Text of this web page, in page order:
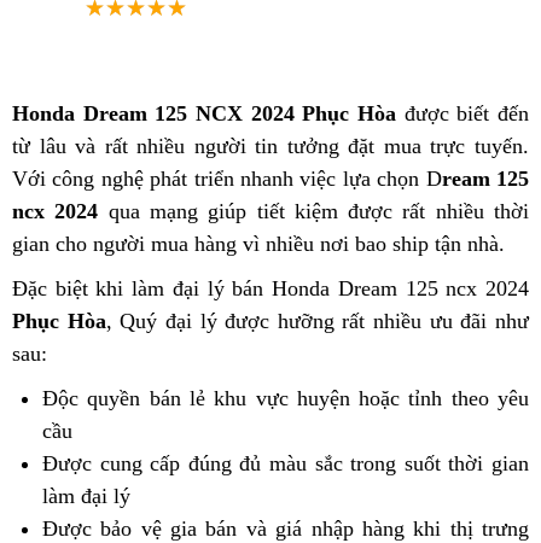
Honda Dream 125 NCX 2024 Phục Hòa được biết đến
từ lâu và rất nhiều người tin tưởng đặt mua trực tuyến.
Với công nghệ phát triển nhanh việc lựa chọn Dream 125
ncx 2024 qua mạng giúp tiết kiệm được rất nhiều thời
gian cho người mua hàng vì nhiều nơi bao ship tận nhà.
Đặc biệt khi làm đại lý bán Honda Dream 125 ncx 2024
Phục Hòa, Quý đại lý được hưỡng rất nhiều ưu đãi như
sau:
Độc quyền bán lẻ khu vực huyện hoặc tỉnh theo yêu
cầu
Được cung cấp đúng đủ màu sắc trong suốt thời gian
làm đại lý
Được bảo vệ gia bán và giá nhập hàng khi thị trưng